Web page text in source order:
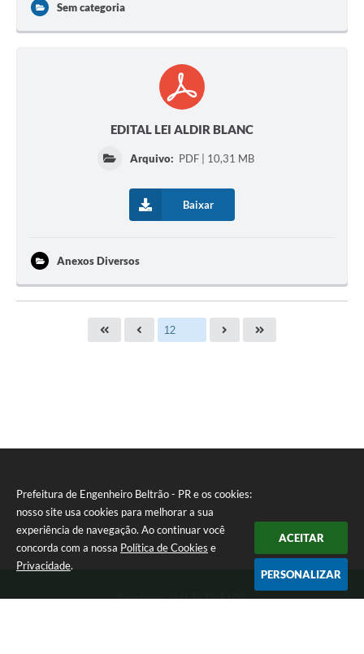
Prefeitura de Engenheiro Beltrão - PR e os cookies:
nosso site usa cookies para melhorar a sua
experiência de navegação. Ao continuar você
concorda com a nossa Política de Cookies e
Privacidade.
ACEITAR
PERSONALIZAR
Sem categoria
EDITAL LEI ALDIR BLANC
Arquivo: PDF | 10,31 MB
Baixar
Anexos Diversos
Telefone: (44) 3537-8100